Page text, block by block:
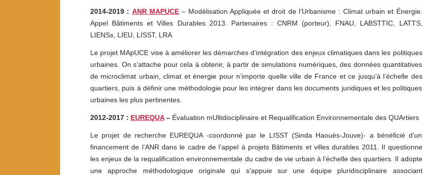
2014-2019 : ANR MAPUCE– Modélisation Appliquée et droit de l’Urbanisme : Climat urbain et Énergie.
Appel Bâtiments et Villes Durables 2013. Partenaires : CNRM (porteur), FNAU, LABSTTIC, LATTS,
LIENSs, LIEU, LISST, LRA
Le projet MApUCE vise à améliorer les démarches d’intégration des enjeux climatiques dans les politiques
urbaines. On s’attache pour cela à obtenir, à partir de simulations numériques, des données quantitatives
de microclimat urbain, climat et énergie pour n’importe quelle ville de France et ce jusqu’à l’échelle des
quartiers, puis à définir une méthodologie pour les intégrer dans les documents juridiques et les politiques
urbaines les plus pertinentes.
2012-2017 : EUREQUA – Évaluation mUltidisciplinaire et Requalification Environnementale des QUArtiers
Le projet de recherche EUREQUA -coordonné par le LISST (Sinda Haouès-Jouve)- a bénéficié d’un
financement de l’ANR dans le cadre de l’appel à projets Bâtiments et villes durables 2011. Il questionne
les enjeux de la requalification environnementale du cadre de vie urbain à l’échelle des quartiers. Il adopte
une approche méthodologique originale qui s’appuie sur une équipe pluridisciplinaire associant